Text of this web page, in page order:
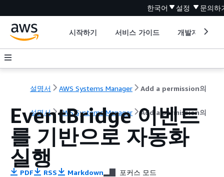
한국어 설정 문의하
시작하기 서비스 가이드 개발자 도구
설명서 AWS Systems Manager Add a permission의
설명서 AWS Systems Manager Add a permission의
EventBridge 이벤트
를 기반으로 자동화
실행
PDF RSS Markdown 포커스 모드